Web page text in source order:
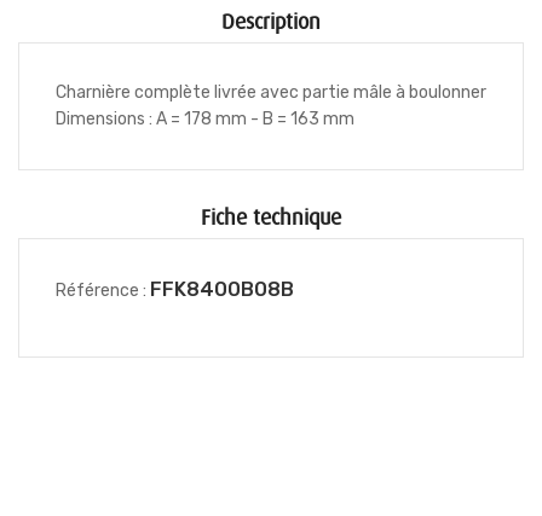
Description
Charnière complète livrée avec partie mâle à boulonner
Dimensions : A = 178 mm - B = 163 mm
Fiche technique
Référence : FFK8400B08B